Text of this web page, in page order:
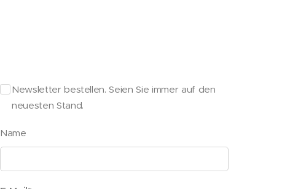
Newsletter bestellen. Seien Sie immer auf den
neuesten Stand.
Name